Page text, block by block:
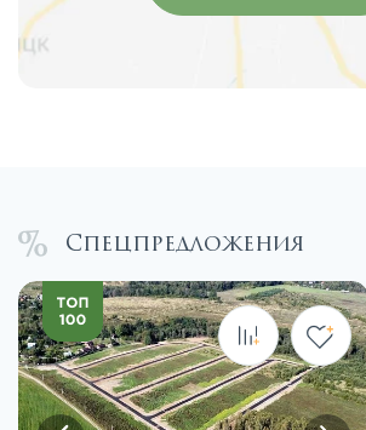
Спецпредложения